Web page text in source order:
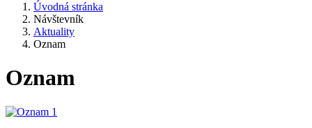
Úvodná stránka
Návštevník
Aktuality
Oznam
Oznam